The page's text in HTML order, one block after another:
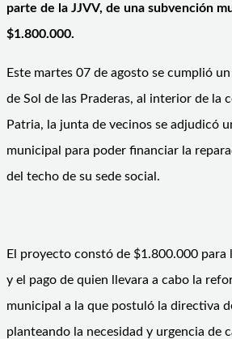
parte de la JJVV, de una subvención
$1.800.000.
Este martes 07 de agosto se cumplió
de Sol de las Praderas, al interior de la
Patria, la junta de vecinos se adjudicó
municipal para poder financiar la
del techo de su sede social.
El proyecto constó de $1.800.000 para
y el pago de quien llevara a cabo la
municipal a la que postuló la directiva
planteando la necesidad y urgencia de